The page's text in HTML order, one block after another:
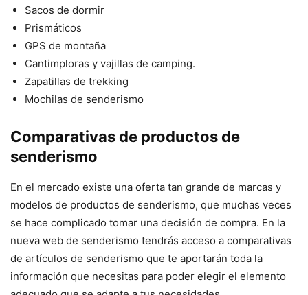
Sacos de dormir
Prismáticos
GPS de montaña
Cantimploras y vajillas de camping.
Zapatillas de trekking
Mochilas de senderismo
Comparativas de productos de
senderismo
En el mercado existe una oferta tan grande de marcas y
modelos de productos de senderismo, que muchas veces
se hace complicado tomar una decisión de compra. En la
nueva web de senderismo tendrás acceso a comparativas
de artículos de senderismo que te aportarán toda la
información que necesitas para poder elegir el elemento